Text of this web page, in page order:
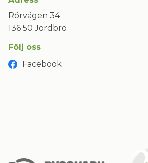
Rörvägen 34
136 50 Jordbro
Följ oss
Facebook